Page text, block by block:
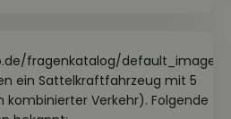
fragenkatalog/
ein Sattelkraftfahrzeug mit 5
Verkehr). Folgende